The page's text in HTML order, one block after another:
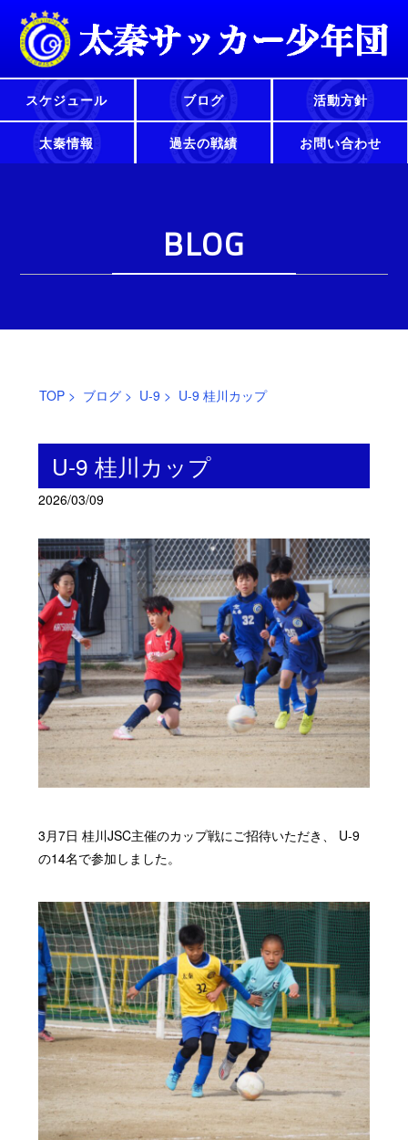
スケジュール ブログ 活動方針
太秦情報 過去の戦績 お問い合わせ
BLOG
TOP> ブログ> U-9 > U-9 桂川カップ
U-9 桂川カップ
2026/03/09
3月7日 桂川JSC主催のカップ戦にご招待いただき、 U-9
の14名で参加しました。